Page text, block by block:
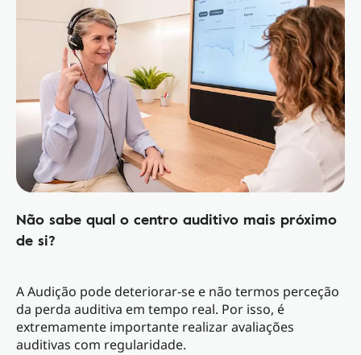
Não sabe qual o centro auditivo mais próximo
de si?
A Audição pode deteriorar-se e não termos perceção
da perda auditiva em tempo real. Por isso, é
extremamente importante realizar avaliações
auditivas com regularidade.